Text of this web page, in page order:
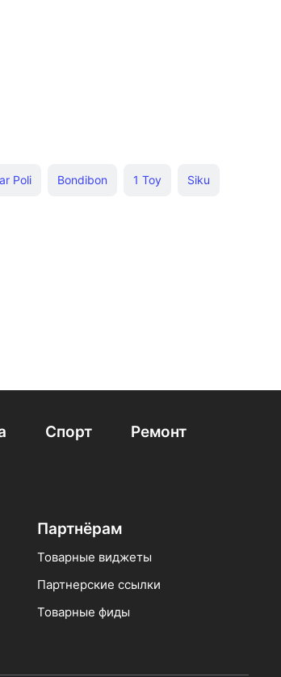
Poli Bondibon 1 Toy Siku
Спорт
Ремонт
Партнёрам
Товарные виджеты
Партнерские ссылки
Товарные фиды